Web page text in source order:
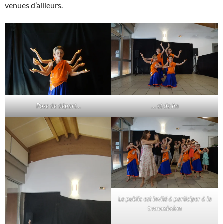
venues d’ailleurs.
Pose de départ… … et de fin
Le public est invité à participer à la
transmission